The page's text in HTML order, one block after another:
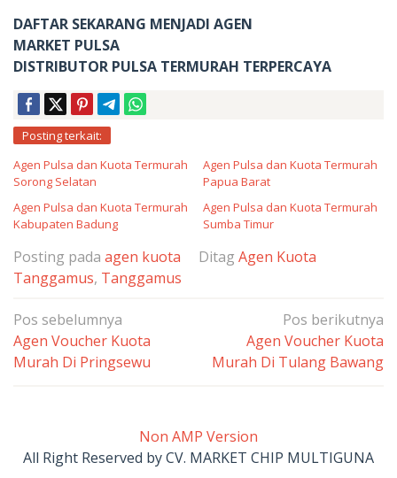
DAFTAR SEKARANG MENJADI AGEN
MARKET PULSA
DISTRIBUTOR PULSA TERMURAH TERPERCAYA
Posting terkait:
Agen Pulsa dan Kuota Termurah
Sorong Selatan
Agen Pulsa dan Kuota Termurah
Papua Barat
Agen Pulsa dan Kuota Termurah
Kabupaten Badung
Agen Pulsa dan Kuota Termurah
Sumba Timur
Posting pada agen kuota Ditag Agen Kuota
Tanggamus, Tanggamus
Navigasi
pos
Pos sebelumnya
Agen Voucher Kuota
Murah Di Pringsewu
Pos berikutnya
Agen Voucher Kuota
Murah Di Tulang Bawang
Non AMP Version
All Right Reserved by CV. MARKET CHIP MULTIGUNA